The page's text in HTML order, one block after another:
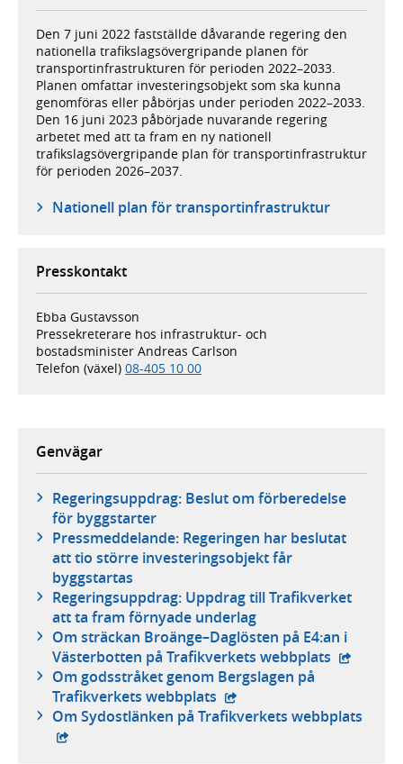
Den 7 juni 2022 fastställde dåvarande regering den
nationella trafikslagsövergripande planen för
transportinfrastrukturen för perioden 2022–2033.
Planen omfattar investeringsobjekt som ska kunna
genomföras eller påbörjas under perioden 2022–2033.
Den 16 juni 2023 påbörjade nuvarande regering
arbetet med att ta fram en ny nationell
trafikslagsövergripande plan för transportinfrastruktur
för perioden 2026–2037.
Nationell plan för transportinfrastruktur
Presskontakt
Ebba Gustavsson
Pressekreterare hos infrastruktur- och
bostadsminister Andreas Carlson
Telefon (växel) 08-405 10 00
Genvägar
Regeringsuppdrag: Beslut om förberedelse
för byggstarter
Pressmeddelande: Regeringen har beslutat
att tio större investeringsobjekt får
byggstartas
Regeringsuppdrag: Uppdrag till Trafikverket
att ta fram förnyade underlag
Om sträckan Broänge–Daglösten på E4:an i
Västerbotten på Trafikverkets webbplats - extern
Om godsstråket genom Bergslagen på
Trafikverkets webbplats - extern webbplats,
Om Sydostlänken på Trafikverkets webbplats-